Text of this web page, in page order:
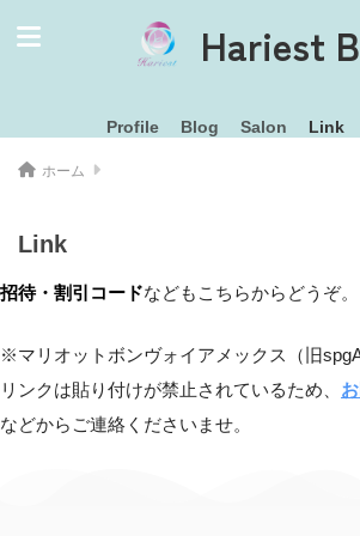
Hariest
Profile Blog Salon Link
ホーム
Link
招待・割引コードなどもこちらからどうぞ。
※マリオットボンヴォイアメックス（旧
リンクは貼り付けが禁止されているため、
などからご連絡くださいませ。